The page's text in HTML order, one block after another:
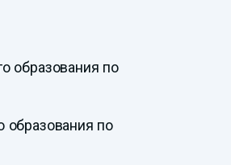
образования по
образования по